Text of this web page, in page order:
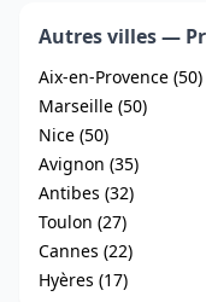
Autres villes —
Aix-en-Provence (50)
Marseille (50)
Nice (50)
Avignon (35)
Antibes (32)
Toulon (27)
Cannes (22)
Hyères (17)